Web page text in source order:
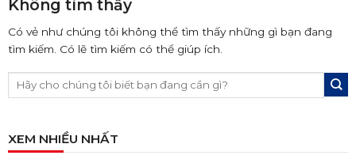
Không tìm thấy
Có vẻ như chúng tôi không thể tìm thấy những gì bạn đang
tìm kiếm. Có lẽ tìm kiếm có thể giúp ích.
XEM NHIỀU NHẤT